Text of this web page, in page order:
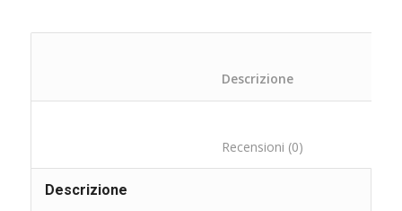
Descrizione